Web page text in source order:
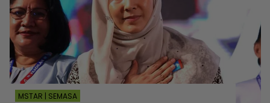
MSTAR | SEMASA